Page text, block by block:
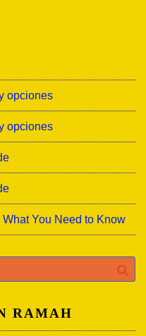
opciones
opciones
You Need to Know
RAMAH